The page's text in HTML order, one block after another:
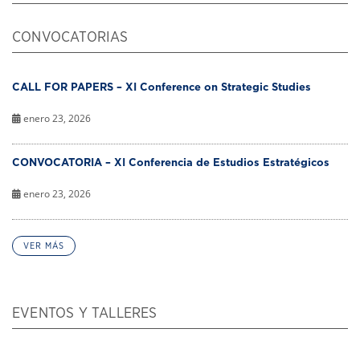
CONVOCATORIAS
CALL FOR PAPERS – XI Conference on Strategic Studies
enero 23, 2026
CONVOCATORIA – XI Conferencia de Estudios Estratégicos
enero 23, 2026
VER MÁS
EVENTOS Y TALLERES